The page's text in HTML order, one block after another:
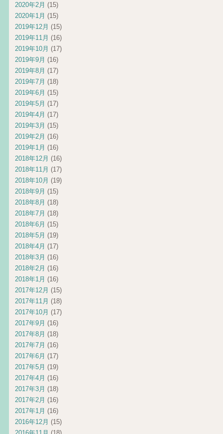
2020年2月 (15)
2020年1月 (15)
2019年12月 (15)
2019年11月 (16)
2019年10月 (17)
2019年9月 (16)
2019年8月 (17)
2019年7月 (18)
2019年6月 (15)
2019年5月 (17)
2019年4月 (17)
2019年3月 (15)
2019年2月 (16)
2019年1月 (16)
2018年12月 (16)
2018年11月 (17)
2018年10月 (19)
2018年9月 (15)
2018年8月 (18)
2018年7月 (18)
2018年6月 (15)
2018年5月 (19)
2018年4月 (17)
2018年3月 (16)
2018年2月 (16)
2018年1月 (16)
2017年12月 (15)
2017年11月 (18)
2017年10月 (17)
2017年9月 (16)
2017年8月 (18)
2017年7月 (16)
2017年6月 (17)
2017年5月 (19)
2017年4月 (16)
2017年3月 (18)
2017年2月 (16)
2017年1月 (16)
2016年12月 (15)